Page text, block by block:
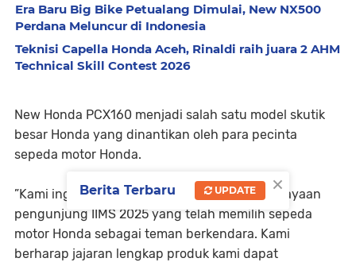
Era Baru Big Bike Petualang Dimulai, New NX500
Perdana Meluncur di Indonesia
Teknisi Capella Honda Aceh, Rinaldi raih juara 2 AHM
Technical Skill Contest 2026
New Honda PCX160 menjadi salah satu model skutik
besar Honda yang dinantikan oleh para pecinta
sepeda motor Honda.
”Kami ingin ucapkan terima kasih atas kepercayaan
pengunjung IIMS 2025 yang telah memilih sepeda
motor Honda sebagai teman berkendara. Kami
berharap jajaran lengkap produk kami dapat
×
Berita Terbaru UPDATE